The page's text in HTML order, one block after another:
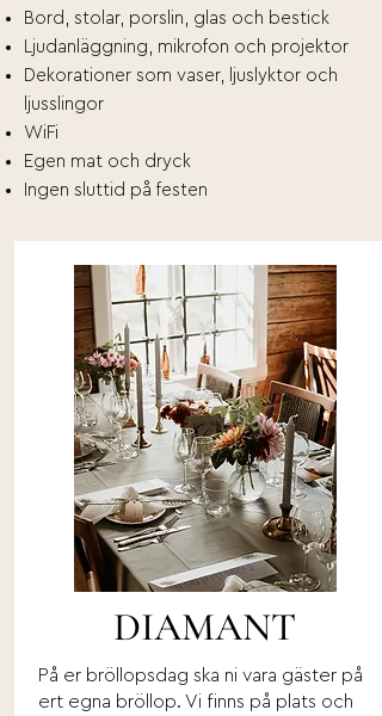
Bord, stolar, porslin, glas och bestick
Ljudanläggning, mikrofon och projektor
Dekorationer som vaser, ljuslyktor och
ljusslingor
WiFi
Egen mat och dryck
Ingen sluttid på festen
DIAMANT
På er bröllopsdag ska ni vara gäster på
ert egna bröllop. Vi finns på plats och